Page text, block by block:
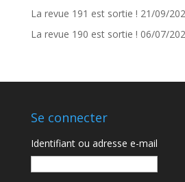
La revue 191 est sortie ! 21/09/
La revue 190 est sortie ! 06/07/
Se connecter
Identifiant ou adresse e-mail